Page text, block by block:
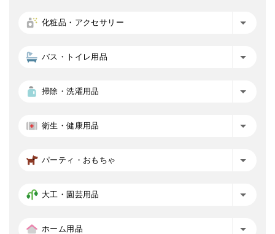
化粧品・アクセサリー
バス・トイレ用品
掃除・洗濯用品
衛生・健康用品
パーティ・おもちゃ
大工・園芸用品
ホーム用品